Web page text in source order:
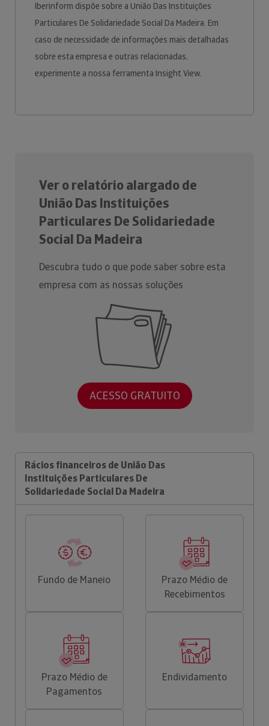
Iberinform dispõe sobre a União Das Instituições
Particulares De Solidariedade Social Da Madeira. Em
caso de necessidade de informações mais detalhadas
sobre esta empresa e outras relacionadas,
experimente a nossa ferramenta Insight View.
Ver o relatório alargado de
União Das Instituições
Particulares De Solidariedade
Social Da Madeira
Descubra tudo o que pode saber sobre esta
empresa com as nossas soluções
ACESSO GRATUITO
Rácios financeiros de União Das
Instituições Particulares De
Solidariedade Social Da Madeira
Fundo de Maneio
Prazo Médio de
Recebimentos
Prazo Médio de
Pagamentos
Endividamento